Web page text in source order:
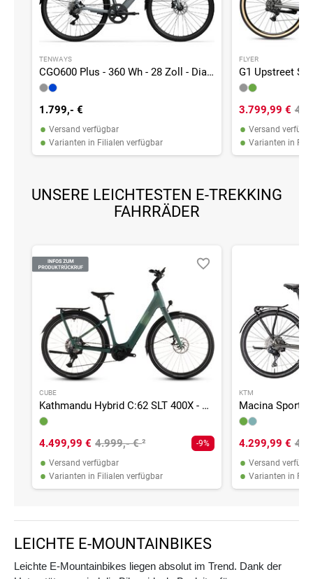
TENWAYS
CGO600 Plus - 360 Wh - 28 Zoll - Diamant - 2026
1.799,- €
• Versand verfügbar
• Varianten in Filialen verfügbar
FLYER
3.799,99 €
• Versand
• Varianten in
UNSERE LEICHTESTEN E-TREKKING
FAHRRÄDER
CUBE
Kathmandu Hybrid C:62 SLT 400X - 400 Wh - 28 Zoll - Tiefeinsteiger - 2026
4.499,99 € 4.999,- €² -9%
• Versand verfügbar
• Varianten in Filialen verfügbar
KTM
4.299,99 €
• Versand
• Varianten in
LEICHTE E-MOUNTAINBIKES
Leichte E-Mountainbikes liegen absolut im Trend. Dank der